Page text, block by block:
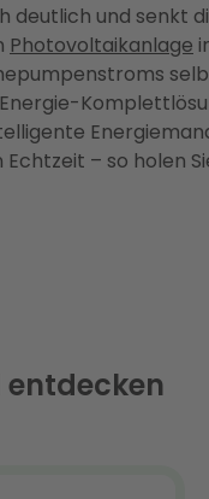
deutlich und senkt
Photovoltaikanlage
– so holen
entdecken